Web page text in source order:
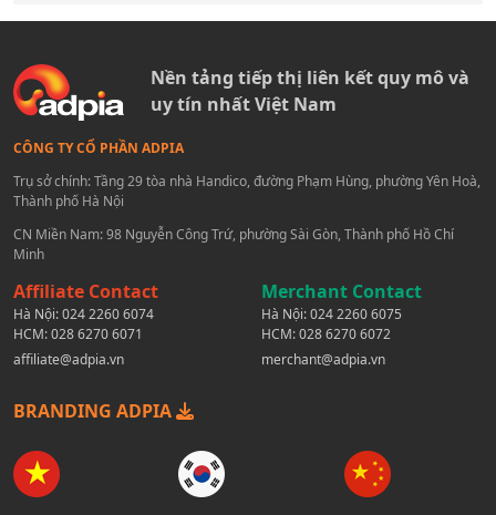
Nền tảng tiếp thị liên kết quy mô và
uy tín nhất Việt Nam
CÔNG TY CỔ PHẦN ADPIA
Trụ sở chính: Tầng 29 tòa nhà Handico, đường Phạm Hùng, phường Yên Hoà,
Thành phố Hà Nội
CN Miền Nam: 98 Nguyễn Công Trứ, phường Sài Gòn, Thành phố Hồ Chí
Minh
Affiliate Contact
Hà Nội:024 2260 6074
HCM:028 6270 6071
affiliate@adpia.vn
Merchant Contact
Hà Nội:024 2260 6075
HCM:028 6270 6072
merchant@adpia.vn
BRANDING ADPIA